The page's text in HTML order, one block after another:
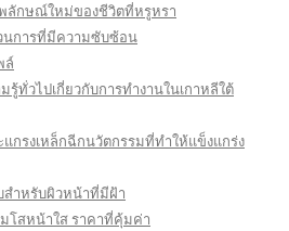
ลักษณ์ใหม่ของชีวิตที่หรูหรา
นการที่มีความซับซ้อน
ล์
รู้ทั่วไปเกี่ยวกับการทำงานในเกาหลีใต้
กรงเหล็กฉีกนวัตกรรมที่ทำให้แข็งแกร่ง
สำหรับผิวหน้าที่มีฝ้า
โสหน้าใส ราคาที่คุ้มค่า